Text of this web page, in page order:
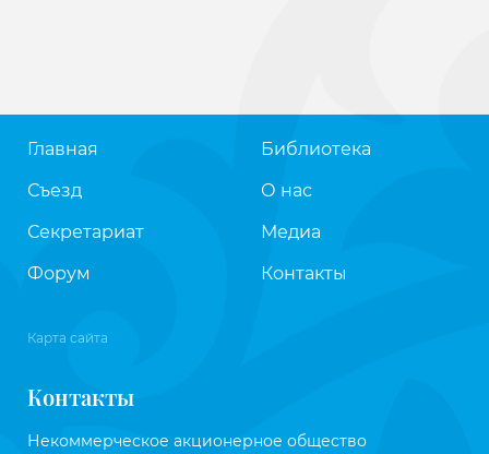
Главная
Съезд
Секретариат
Форум
Библиотека
О нас
Медиа
Контакты
Карта сайта
Контакты
Некоммерческое акционерное общество